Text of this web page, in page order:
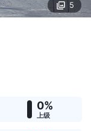
5
0%
上级